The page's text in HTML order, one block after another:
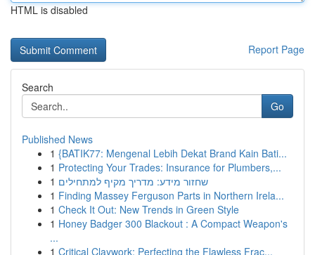
HTML is disabled
Report Page
Search
Go
Published News
1 {BATIK77: Mengenal Lebih Dekat Brand Kain Bati...
1 Protecting Your Trades: Insurance for Plumbers,...
1 שחזור מידע: מדריך מקיף למתחילים
1 Finding Massey Ferguson Parts in Northern Irela...
1 Check It Out: New Trends in Green Style
1 Honey Badger 300 Blackout : A Compact Weapon's
...
1 Critical Claywork: Perfecting the Flawless Frac...